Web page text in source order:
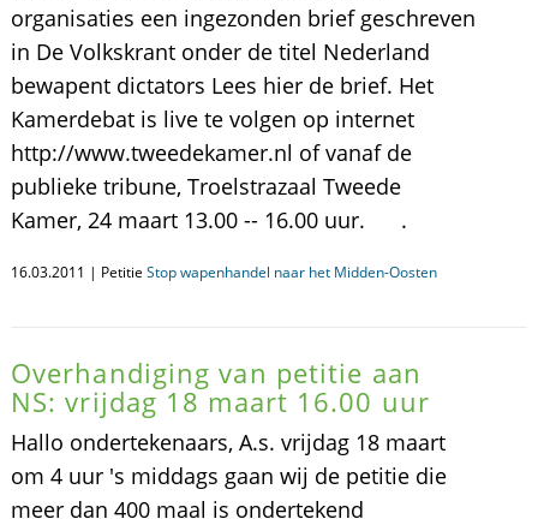
organisaties een ingezonden brief geschreven
in De Volkskrant onder de titel Nederland
bewapent dictators Lees hier de brief. Het
Kamerdebat is live te volgen op internet
http://www.tweedekamer.nl of vanaf de
publieke tribune, Troelstrazaal Tweede
Kamer, 24 maart 13.00 -- 16.00 uur. .
16.03.2011 | Petitie Stop wapenhandel naar het Midden-Oosten
Overhandiging van petitie aan
NS: vrijdag 18 maart 16.00 uur
Hallo ondertekenaars, A.s. vrijdag 18 maart
om 4 uur 's middags gaan wij de petitie die
meer dan 400 maal is ondertekend